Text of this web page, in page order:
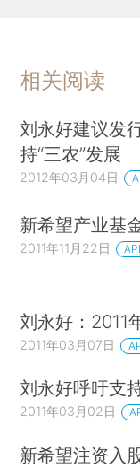
相关阅读
刘永好建议发
持“三农”发展
2012年03月04日
新希望产业基
2011年11月22日
刘永好：2011
2011年03月07日
刘永好呼吁支
2011年03月02日
新希望注资入